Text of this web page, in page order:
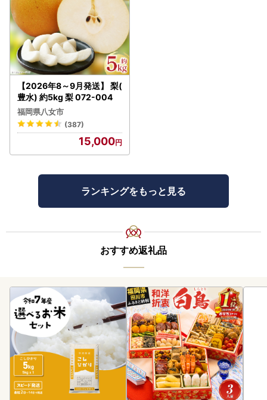
【2026年8～9月発送】 梨(
豊水) 約5kg 梨 072-004
福岡県八女市
(387)
15,000
ランキングをもっと見る
おすすめ返礼品